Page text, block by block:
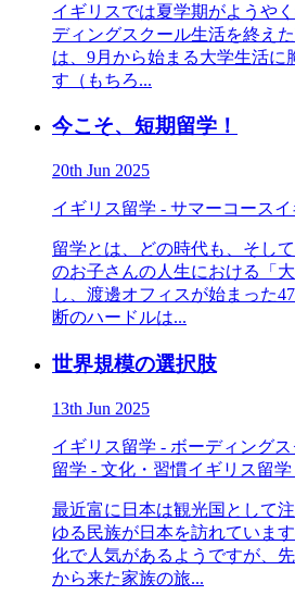
イギリスでは夏学期がようや
ディングスクール生活を終え
は、9月から始まる大学生活に
す（もちろ...
今こそ、短期留学！
20th Jun 2025
イギリス留学 - サマーコース
留学とは、どの時代も、そし
のお子さんの人生における「
し、渡邊オフィスが始まった
断のハードルは...
世界規模の選択肢
13th Jun 2025
イギリス留学 - ボーディング
留学 - 文化・習慣イギリス留学
最近富に日本は観光国として
ゆる民族が日本を訪れていま
化で人気があるようですが、
から来た家族の旅...